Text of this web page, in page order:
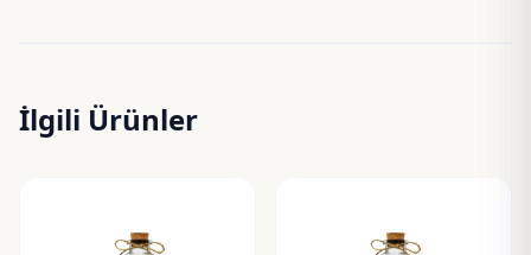
İlgili Ürünler